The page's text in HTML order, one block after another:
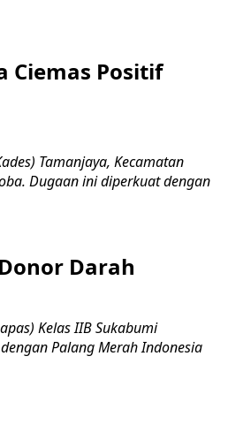
Ciemas Positif
Tamanjaya, Kecamatan
Dugaan ini diperkuat dengan
Darah
Kelas IIB Sukabumi
Palang Merah Indonesia